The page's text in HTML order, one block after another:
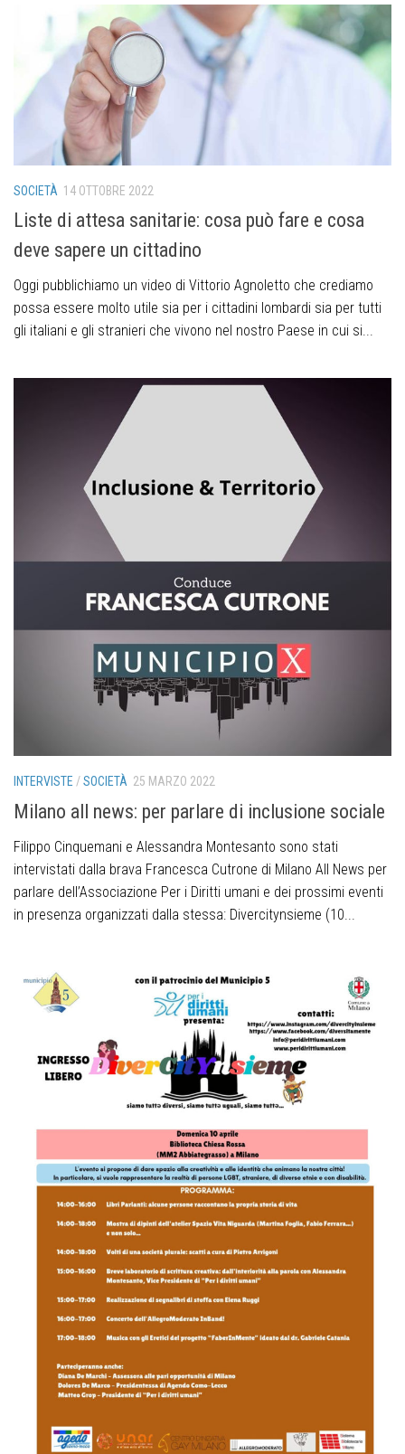
SOCIETÀ 14 OTTOBRE 2022
Liste di attesa sanitarie: cosa può fare e cosa
deve sapere un cittadino
Oggi pubblichiamo un video di Vittorio Agnoletto che crediamo
possa essere molto utile sia per i cittadini lombardi sia per tutti
gli italiani e gli stranieri che vivono nel nostro Paese in cui si...
INTERVISTE /SOCIETÀ 25 MARZO 2022
Milano all news: per parlare di inclusione sociale
Filippo Cinquemani e Alessandra Montesanto sono stati
intervistati dalla brava Francesca Cutrone di Milano All News per
parlare dell’Associazione Per i Diritti umani e dei prossimi eventi
in presenza organizzati dalla stessa: Divercitynsieme (10...